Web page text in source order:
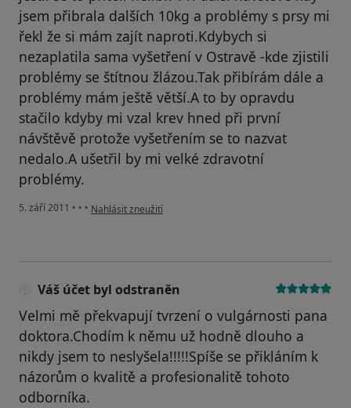
jsem přibrala dalších 10kg a problémy s prsy mi
řekl že si mám zajít naproti.Kdybych si
nezaplatila sama vyšetření v Ostravě -kde zjistili
problémy se štítnou žlázou.Tak přibírám dále a
problémy mám ještě větší.A to by opravdu
stačilo kdyby mi vzal krev hned při první
návštěvě protože vyšetřením se to nazvat
nedalo.A ušetřil by mi velké zdravotní
problémy.
5. září 2011 • • • podle názoru uživatele Pacient
Nahlásit zneužití
Váš účet byl odstraněn
Velmi mě překvapují tvrzení o vulgárnosti pana
doktora.Chodím k němu už hodně dlouho a
nikdy jsem to neslyšela!!!!!Spíše se přikláním k
názorům o kvalitě a profesionalitě tohoto
odborníka.